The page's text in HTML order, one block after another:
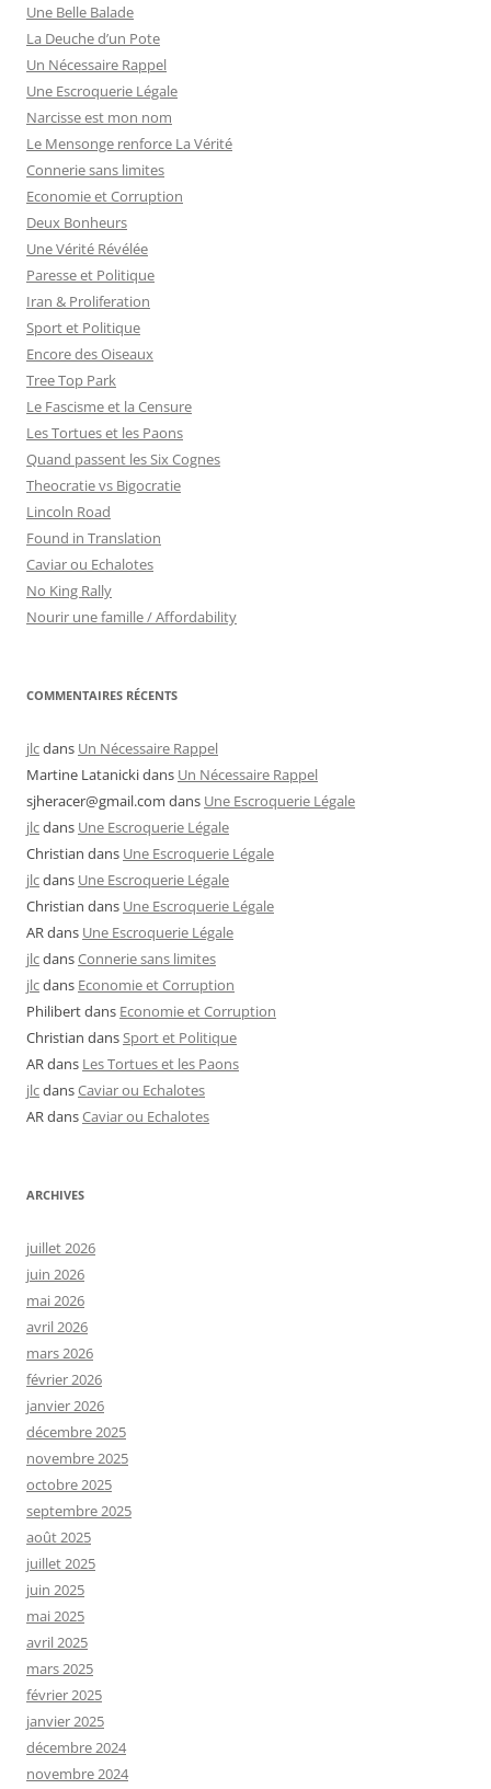
h
e
r
:
Une Belle Balade
La Deuche d’un Pote
Un Nécessaire Rappel
Une Escroquerie Légale
Narcisse est mon nom
Le Mensonge renforce La Vérité
Connerie sans limites
Economie et Corruption
Deux Bonheurs
Une Vérité Révélée
Paresse et Politique
Iran & Proliferation
Sport et Politique
Encore des Oiseaux
Tree Top Park
Le Fascisme et la Censure
Les Tortues et les Paons
Quand passent les Six Cognes
Theocratie vs Bigocratie
Lincoln Road
Found in Translation
Caviar ou Echalotes
No King Rally
Nourir une famille / Affordability
COMMENTAIRES RÉCENTS
jlcdans Un Nécessaire Rappel
Martine Latanickidans Un Nécessaire Rappel
sjheracer@gmail.com dans Une Escroquerie Légale
jlcdans Une Escroquerie Légale
Christian dans Une Escroquerie Légale
jlcdans Une Escroquerie Légale
Christian dans Une Escroquerie Légale
ARdans Une Escroquerie Légale
jlcdansConnerie sans limites
jlcdans Economie et Corruption
Philibertdans Economie et Corruption
Christian dansSport et Politique
ARdans Les Tortues et les Paons
jlcdansCaviar ou Echalotes
ARdansCaviar ou Echalotes
ARCHIVES
juillet 2026
juin 2026
mai 2026
avril 2026
mars 2026
février 2026
janvier 2026
décembre 2025
novembre 2025
octobre 2025
septembre 2025
août 2025
juillet 2025
juin 2025
mai 2025
avril 2025
mars 2025
février 2025
janvier 2025
décembre 2024
novembre 2024